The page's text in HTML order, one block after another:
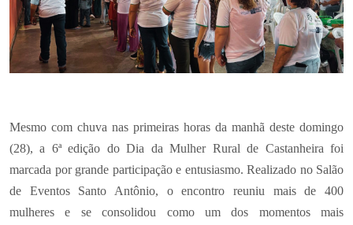
Mesmo com chuva nas primeiras horas da manhã deste domingo
(28), a 6ª edição do Dia da Mulher Rural de Castanheira foi
marcada por grande participação e entusiasmo. Realizado no Salão
de Eventos Santo Antônio, o encontro reuniu mais de 400
mulheres e se consolidou como um dos momentos mais